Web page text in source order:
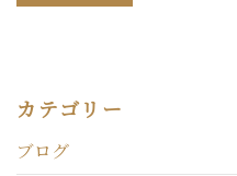
カテゴリー
ブログ